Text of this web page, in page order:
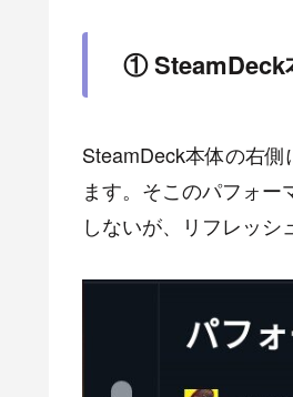
① SteamDeck
SteamDeck本体の右
ます。そこのパフォ
しないが、リフレッシ